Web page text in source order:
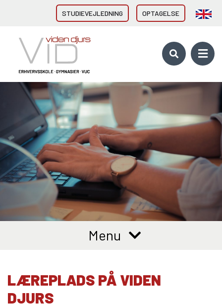
STUDIEVEJLEDNING OPTAGELSE
HHX Grenaa
HHX Rønde
HTX Grenaa
HF-enkeltfag - Grenaa, Hornslet
Brobygning/introforløb
VID ERHVERVSUDDANNELSER
Direkte fra 9/10. klasse
Erhvervsuddannelser (EUD, EUX)
Brobygning/introforløb
10. KLASSE
Game College
Brazil Football College
Menu
LÆREPLADS PÅ VIDEN
DJURS